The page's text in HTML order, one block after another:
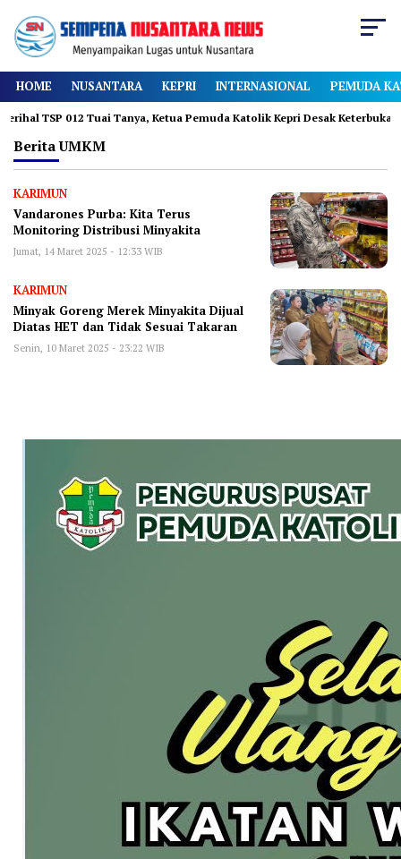
HOME NUSANTARA KEPRI INTERNASIONAL PEMUDA
012 Tuai Tanya, Ketua Pemuda Katolik Kepri Desak Keterbukaan
BeritaUMKM
KARIMUN
Vandarones Purba: Kita Terus
Monitoring Distribusi Minyakita
Jumat, 14 Maret 2025 - 12:33 WIB
KARIMUN
Minyak Goreng Merek Minyakita Dijual
Diatas HET dan Tidak Sesuai Takaran
Senin, 10 Maret 2025 - 23:22 WIB